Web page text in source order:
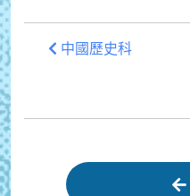
中國歷史科